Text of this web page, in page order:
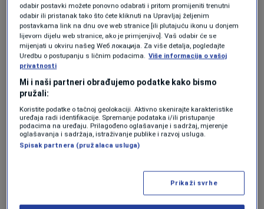
Usvajanjem Budžeta Grada Sarajeva za 2026.
godinu, u iznosu od 26.154.700 KM, što
predstavlja povećanje od 15,85 posto, stvoreni
su preduslovi za realizaciju niza kapitalnih i
razvojnih projekata, a kao najviši prioritet
istakao je projekt "Čista rijeka Miljacka“
Stoga je za taj projekt formirana Stručna radna
nastavlja sanacija i Bistričkog i Koševskog
potoka, kao i oštećenih kaskada u koritu
odabir postavki možete ponovno odabrati i pritom promijeniti trenutni
odabir ili pristanak tako što ćete kliknuti na Upravljaj željenim
postavkama link na dnu ove web stranice [ili plutajuću ikonu u donjem
lijevom dijelu web stranice, ako je primjenjivo]. Vaš odabir će se
mijenjati u okviru našeg Wеб локација. Za više detalja, pogledajte
Uredbu o postupanju s ličnim podacima. Više informacija o vašoj
privatnosti
Mi i naši partneri obrađujemo podatke kako bismo
pružali:
Koristite podatke o tačnoj geolokaciji. Aktivno skenirajte karakteristike
uređaja radi identifikacije. Spremanje podataka i/ili pristupanje
podacima na uređaju. Prilagođeno oglašavanje i sadržaj, mjerenje
oglašavanja i sadržaja, istraživanje publike i razvoj usluga.
Spisak partnera (pružalaca usluga)
Prikaži svrhe